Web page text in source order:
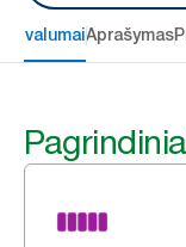
Aprašymas